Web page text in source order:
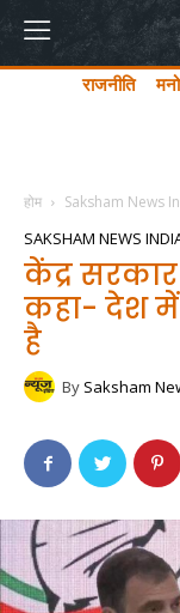
राजनीति
होम Saksham News
SAKSHAM NEWS
केंद्र
कहा- देश में
है
By Saksham